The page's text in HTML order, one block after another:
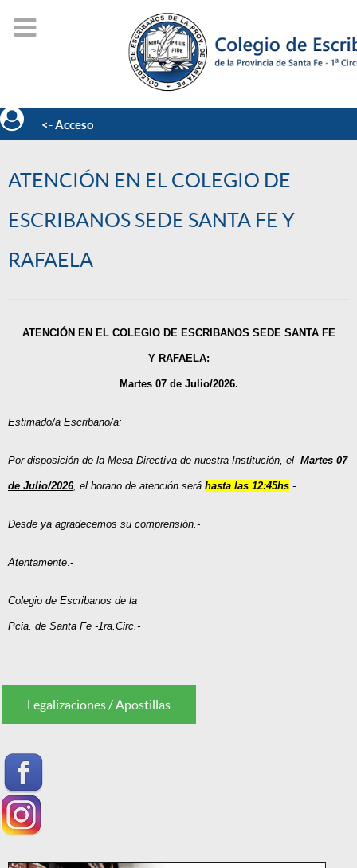
<- Acceso
ATENCIÓN EN EL COLEGIO DE
ESCRIBANOS SEDE SANTA FE Y
RAFAELA
ATENCIÓN EN EL COLEGIO DE ESCRIBANOS SEDE SANTA FE
Y RAFAELA:
Martes 07 de Julio/2026.
Estimado/a Escribano/a:
Por disposición de la Mesa Directiva de nuestra Institución, el Martes 07
de Julio/2026, el horario de atención será hasta las 12:45hs.-
Desde ya agradecemos su comprensión.-
Atentamente.-
Colegio de Escribanos de la
Pcia. de Santa Fe -1ra.Circ.-